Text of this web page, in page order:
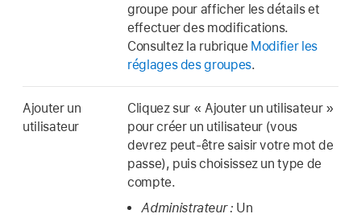
groupe pour afficher les détails et
effectuer des modifications.
Consultez la rubrique Modifier les
réglages des groupes.
Ajouter un
utilisateur
Cliquez sur « Ajouter un utilisateur »
pour créer un utilisateur (vous
devrez peut-être saisir votre mot de
passe), puis choisissez un type de
compte.
Administrateur : Un